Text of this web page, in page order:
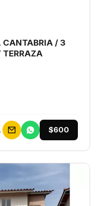
CANTABRIA / 3
$600